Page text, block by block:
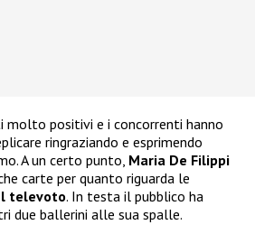
positivi e i concorrenti hanno
ringraziando e esprimendo
A un certo punto, Maria De Filippi
carte per quanto riguarda le
televoto. In testa il pubblico ha
due ballerini alle sua spalle.